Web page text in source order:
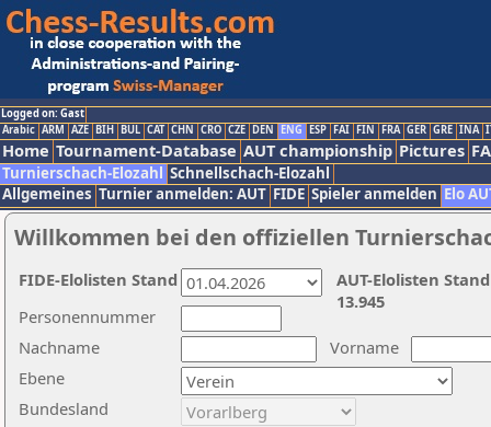
Logged on: Gast
Arabic ARM AZE BIH BUL CAT CHN CRO CZE DEN ENG ESP FAI FIN FRA GER GRE INA
Home Tournament-Database AUT championship Pictures
Turnierschach-Elozahl Schnellschach-Elozahl
Allgemeines Turnier anmelden: AUT FIDE Spieler anmelden Elo
Willkommen bei den offiziellen
Nachname
Vorname
Ebene
Personennummer
Bundesland
AUT-Elolisten
13.945
FIDE-Elolisten Stand